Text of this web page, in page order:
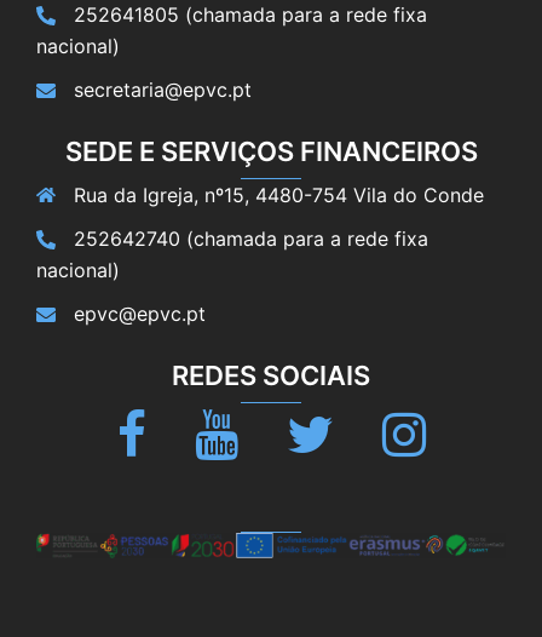
252641805 (chamada para a rede fixa
nacional)
secretaria@epvc.pt
SEDE E SERVIÇOS FINANCEIROS
Rua da Igreja, nº15, 4480-754 Vila do Conde
252642740 (chamada para a rede fixa
nacional)
epvc@epvc.pt
REDES SOCIAIS
Facebook Youtube Twitter Instagram